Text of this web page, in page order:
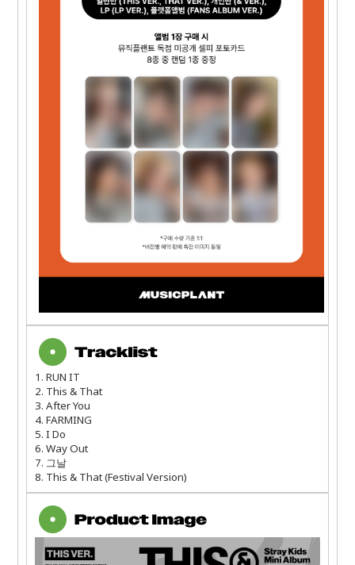
1. RUN IT
2. This & That
3. After You
4. FARMING
5. I Do
6. Way Out
7. 그날
8. This & That (Festival Version)